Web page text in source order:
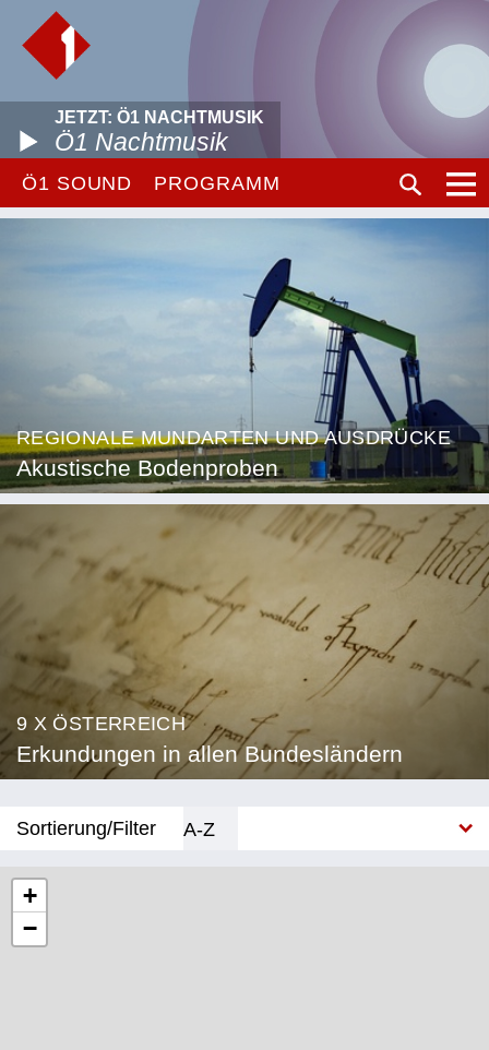
JETZT: Ö1 NACHTMUSIK
Ö1 Nachtmusik
Ö1 SOUND PROGRAMM
REGIONALE MUNDARTEN UND AUSDRÜCKE
Akustische Bodenproben
9 X ÖSTERREICH
Erkundungen in allen Bundesländern
Sortierung/Filter
A-Z
+
−